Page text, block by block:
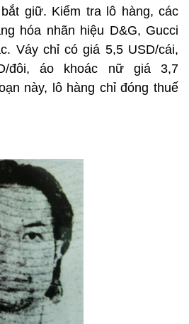
giữ. Kiểm tra lô hàng, các
hóa nhãn hiệu D&G, Gucci
Váy chỉ có giá 5,5 USD/cái,
đôi, áo khoác nữ giá 3,7
này, lô hàng chỉ đóng thuế